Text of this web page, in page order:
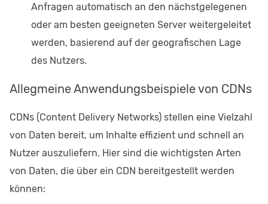
Anfragen automatisch an den nächstgelegenen
oder am besten geeigneten Server weitergeleitet
werden, basierend auf der geografischen Lage
des Nutzers.
Allegmeine Anwendungsbeispiele von CDNs
CDNs (Content Delivery Networks) stellen eine Vielzahl
von Daten bereit, um Inhalte effizient und schnell an
Nutzer auszuliefern. Hier sind die wichtigsten Arten
von Daten, die über ein CDN bereitgestellt werden
können: